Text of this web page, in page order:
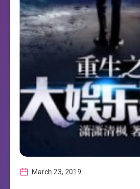
March 23, 2019